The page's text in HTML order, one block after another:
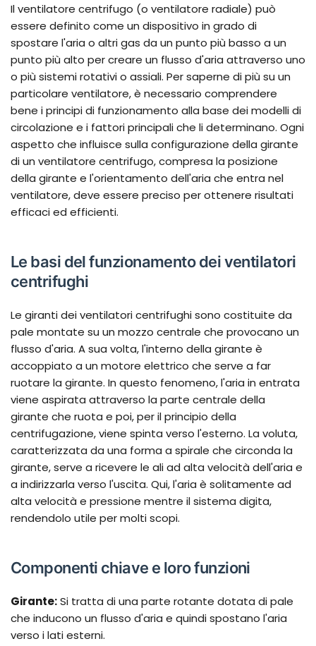
Il ventilatore centrifugo (o ventilatore radiale) può
essere definito come un dispositivo in grado di
spostare l'aria o altri gas da un punto più basso a un
punto più alto per creare un flusso d'aria attraverso uno
o più sistemi rotativi o assiali. Per saperne di più su un
particolare ventilatore, è necessario comprendere
bene i principi di funzionamento alla base dei modelli di
circolazione e i fattori principali che li determinano. Ogni
aspetto che influisce sulla configurazione della girante
di un ventilatore centrifugo, compresa la posizione
della girante e l'orientamento dell'aria che entra nel
ventilatore, deve essere preciso per ottenere risultati
efficaci ed efficienti.
Le basi del funzionamento dei ventilatori
centrifughi
Le giranti dei ventilatori centrifughi sono costituite da
pale montate su un mozzo centrale che provocano un
flusso d'aria. A sua volta, l'interno della girante è
accoppiato a un motore elettrico che serve a far
ruotare la girante. In questo fenomeno, l'aria in entrata
viene aspirata attraverso la parte centrale della
girante che ruota e poi, per il principio della
centrifugazione, viene spinta verso l'esterno. La voluta,
caratterizzata da una forma a spirale che circonda la
girante, serve a ricevere le ali ad alta velocità dell'aria e
a indirizzarla verso l'uscita. Qui, l'aria è solitamente ad
alta velocità e pressione mentre il sistema digita,
rendendolo utile per molti scopi.
Componenti chiave e loro funzioni
Girante:Si tratta di una parte rotante dotata di pale
che inducono un flusso d'aria e quindi spostano l'aria
verso i lati esterni.